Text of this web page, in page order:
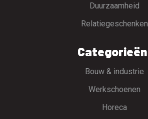
Duurzaamheid
Relatiegeschenken
Categorieën
Bouw & industrie
Werkschoenen
Horeca